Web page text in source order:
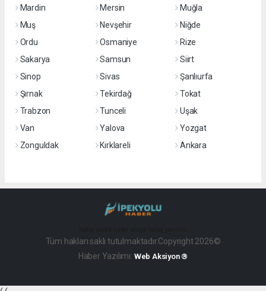
Mardin
Mersin
Muğla
Muş
Nevşehir
Niğde
Ordu
Osmaniye
Rize
Sakarya
Samsun
Siirt
Sinop
Sivas
Şanlıurfa
Şırnak
Tekirdağ
Tokat
Trabzon
Tunceli
Uşak
Van
Yalova
Yozgat
Zonguldak
Kırklareli Ankara
Tüm hakları saklı tutulmaktadır.Copyright 2026©
Haber Yazılımı: Web Aksiyon ®